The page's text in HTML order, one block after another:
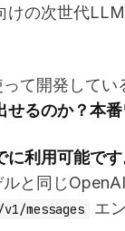
けの次世代
て開発してい
せるのか？本
に利用可能です
と同じ
/v1/messages エ